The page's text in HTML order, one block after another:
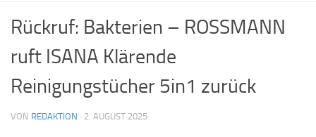
Rückruf: Bakterien – ROSSMANN
ruft ISANA Klärende
Reinigungstücher 5in1 zurück
VON REDAKTION · 2. AUGUST 2025